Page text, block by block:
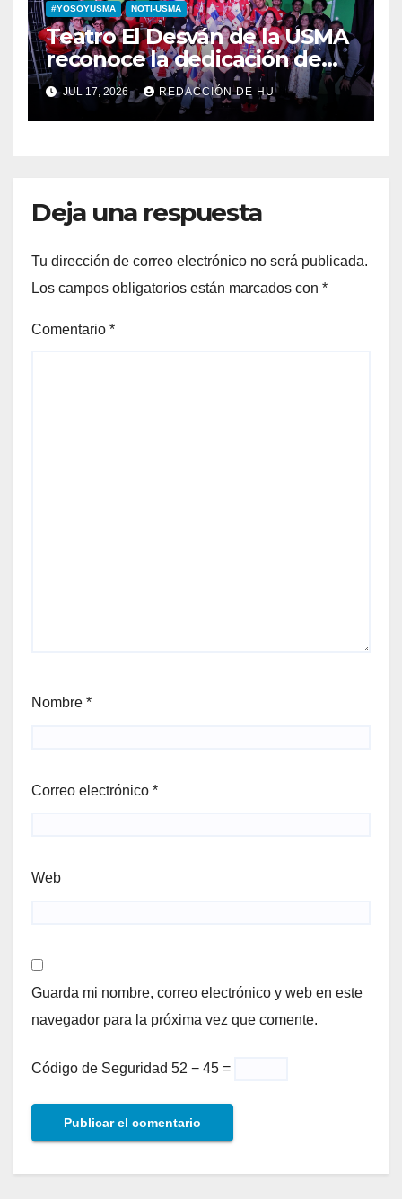
#YOSOYUSMA NOTI-USMA
Teatro El Desván de la USMA
reconoce la dedicación de
sus estudiantes en su 43
aniversario
JUL 17, 2026 REDACCIÓN DE HU
Deja una respuesta
Tu dirección de correo electrónico no será publicada.
Los campos obligatorios están marcados con *
Comentario *
Nombre *
Correo electrónico *
Web
Guarda mi nombre, correo electrónico y web en este
navegador para la próxima vez que comente.
Código de Seguridad 52 − 45 =